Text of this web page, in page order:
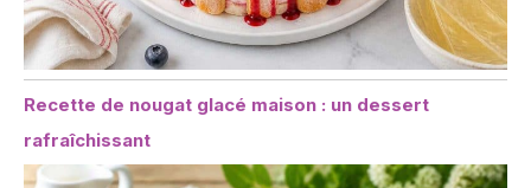
Recette de nougat glacé maison : un dessert
rafraîchissant